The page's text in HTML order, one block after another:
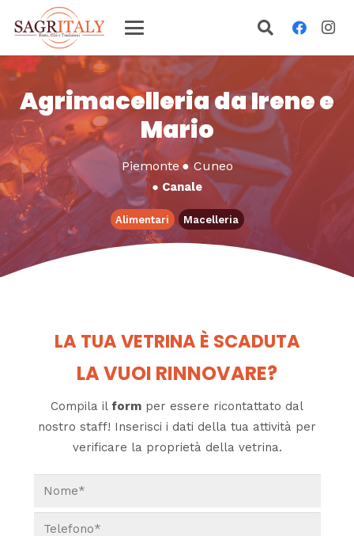
Agrimacelleria da Irene e
Mario
Piemonte● Cuneo
● Canale
Alimentari Macelleria
LA TUA VETRINA È SCADUTA
LA VUOI RINNOVARE?
Compila il form per essere ricontattato dal
nostro staff! Inserisci i dati della tua attività per
verificare la proprietà della vetrina.